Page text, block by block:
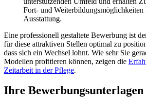
Fort- und Weiterbildungsmöglichkeiten
Ausstattung.
Eine professionell gestaltete Bewerbung ist
für diese attraktiven Stellen optimal zu
dass sich ein Wechsel lohnt. Wie sehr Sie
Modellen profitieren können, zeigen die
Zeitarbeit in der Pflege.
Ihre